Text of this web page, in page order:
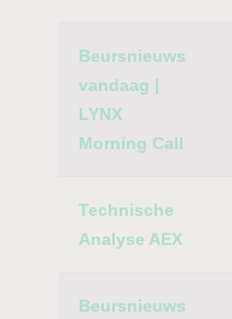
Beursnieuws
vandaag |
LYNX
Morning Call
Technische
Analyse AEX
Beursnieuws